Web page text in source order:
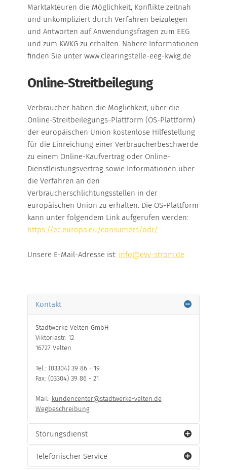
Marktakteuren die Möglichkeit, Konflikte zeitnah
und unkompliziert durch Verfahren beizulegen
und Antworten auf Anwendungsfragen zum EEG
und zum KWKG zu erhalten. Nähere Informationen
finden Sie unter www.clearingstelle-eeg-kwkg.de
Online-Streitbeilegung
Verbraucher haben die Möglichkeit, über die
Online-Streitbeilegungs-Plattform (OS-Plattform)
der europäischen Union kostenlose Hilfestellung
für die Einreichung einer Verbraucherbeschwerde
zu einem Online-Kaufvertrag oder Online-
Dienstleistungsvertrag sowie Informationen über
die Verfahren an den
Verbraucherschlichtungsstellen in der
europäischen Union zu erhalten. Die OS-Plattform
kann unter folgendem Link aufgerufen werden:
https://ec.europa.eu/consumers/odr/
Unsere E-Mail-Adresse ist: info@evv-strom.de
Kontakt
Stadtwerke Velten GmbH
Viktoriastr. 12
16727 Velten
Tel.: (03304) 39 86 - 19
Fax: (03304) 39 86 - 21
Mail: kundencenter@stadtwerke-velten.de
Wegbeschreibung
Störungsdienst
Der Entstörungsdienst ist erreichbar unter der
Telefonnummer:
Telefonischer Service